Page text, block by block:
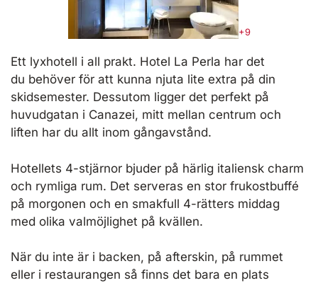
+9
Ett lyxhotell i all prakt. Hotel La Perla har det
du behöver för att kunna njuta lite extra på din
skidsemester. Dessutom ligger det perfekt på
huvudgatan i Canazei, mitt mellan centrum och
liften har du allt inom gångavstånd.
Hotellets 4-stjärnor bjuder på härlig italiensk charm
och rymliga rum. Det serveras en stor frukostbuffé
på morgonen och en smakfull 4-rätters middag
med olika valmöjlighet på kvällen.
När du inte är i backen, på afterskin, på rummet
eller i restaurangen så finns det bara en plats